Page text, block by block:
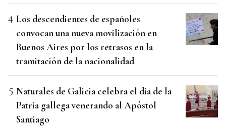
Los descendientes de españoles
convocan una nueva movilización en
Buenos Aires por los retrasos en la
tramitación de la nacionalidad
Naturales de Galicia celebra el dia de la
Patria gallega venerando al Apóstol
Santiago